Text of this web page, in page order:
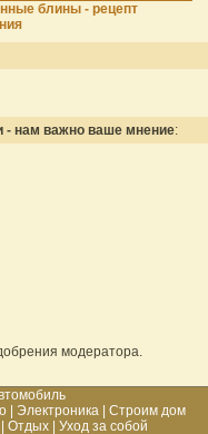
блины - рецепт
- нам важно ваше мнение:
модератора.
Электроника
Строим дом
Отдых Уход за собой